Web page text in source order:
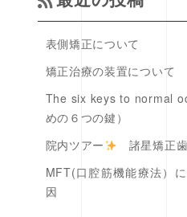
表側矯正について
矯正治療の装置について
The six keys to normal
めの６つの鍵）
院内ツアー
諸星矯正
MFT(口腔筋機能療法
因